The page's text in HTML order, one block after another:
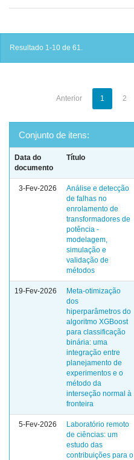
Resultado 1-10 de 61.
Anterior 1 2
Conjunto de itens:
Data do
documento
Título
3-Fev-2026
Análise e detecção
de falhas no
enrolamento de
transformadores de
potência -
modelagem,
simulação e
validação de
métodos
19-Fev-2026
Meta-otimização
dos
hiperparâmetros do
algoritmo XGBoost
para classificação
binária: uma
integração entre
planejamento de
experimentos e o
método da
interseção normal à
fronteira
5-Fev-2026
Laboratório remoto
de ciências: um
estudo das
contribuições para o